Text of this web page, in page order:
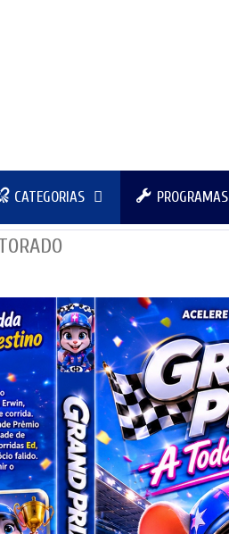
CATEGORIAS PROGRAMAS